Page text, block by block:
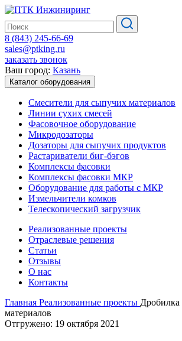
8 (843) 245-66-69
sales@ptking.ru
заказать звонок
Ваш город: Казань
Каталог оборудования
Смесители для сыпучих материалов
Линии сухих смесей
Фасовочное оборудование
Микродозаторы
Дозаторы для сыпучих продуктов
Растариватели биг-бэгов
Комплексы фасовки
Комплексы фасовки МКР
Оборудование для работы с МКР
Измельчители комков
Телескопический загрузчик
Реализованные проекты
Отраслевые решения
Статьи
Отзывы
О нас
Контакты
Главная Реализованные проекты
материалов
Отгружено: 19 октября 2021